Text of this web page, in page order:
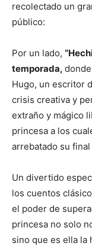
recolectado un
público:
Por un lado,
temporada,
Hugo, un escritor
crisis creativa y
extraño y mágico
princesa a los
arrebatado su
Un divertido
los cuentos
el poder de
princesa no solo
sino que es ella la